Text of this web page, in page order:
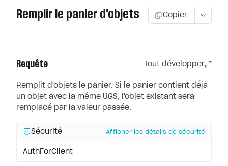
Remplir le panier d'objets Copier
Requête Tout développer
Remplit d'objets le panier. Si le panier contient déjà
un objet avec la même UGS, l'objet existant sera
remplacé par la valeur passée.
Sécurité Afficher les détails de sécurité
AuthForClient